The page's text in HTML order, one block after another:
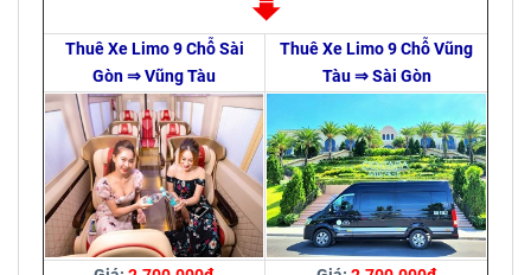
Thuê Xe Limo 9 Chỗ Sài
Gòn ⇒ Vũng Tàu
Thuê Xe Limo 9 Chỗ Vũng
Tàu ⇒ Sài Gòn